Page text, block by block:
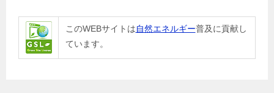
このWEBサイトは自然エネルギー普及に貢献し
ています。